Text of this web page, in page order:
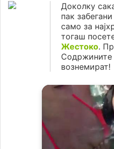
Доколку
пак
само за
тогаш
Жестоко.
вознемират!